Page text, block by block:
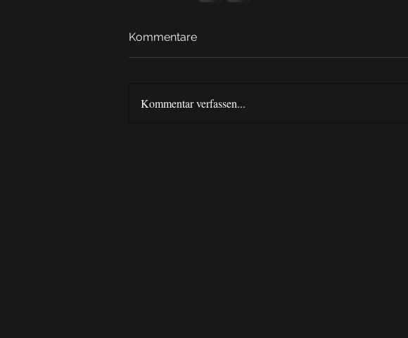
Kommentare
Kommentar verfassen...